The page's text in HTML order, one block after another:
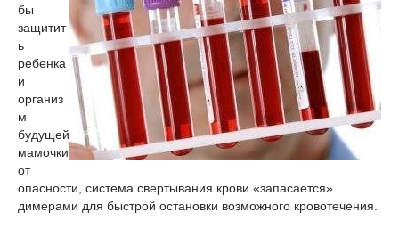
бы
защитит
ь
ребенка
и
организ
м
будущей
мамочки
от
опасности, система свертывания крови «запасается»
димерами для быстрой остановки возможного кровотечения.